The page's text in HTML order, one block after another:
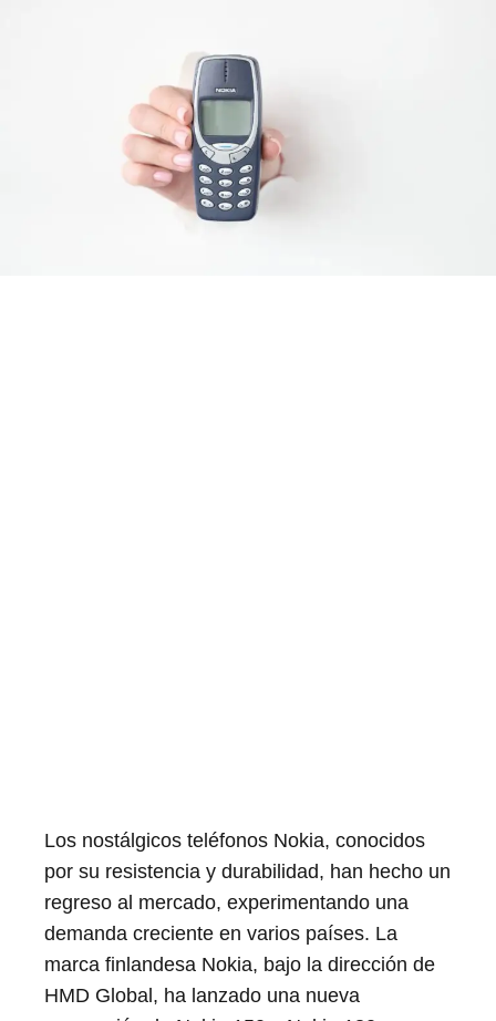
Los nostálgicos teléfonos Nokia, conocidos
por su resistencia y durabilidad, han hecho un
regreso al mercado, experimentando una
demanda creciente en varios países. La
marca finlandesa Nokia, bajo la dirección de
HMD Global, ha lanzado una nueva